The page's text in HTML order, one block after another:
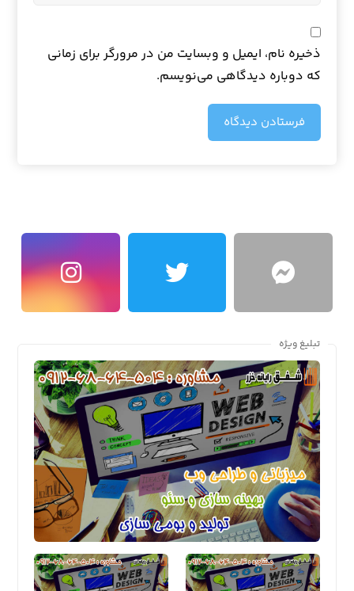
ذخیره نام، ایمیل و وبسایت من در مرورگر برای زمانی
که دوباره دیدگاهی می‌نویسم.
فرستادن دیدگاه
تبلیغ ویژه